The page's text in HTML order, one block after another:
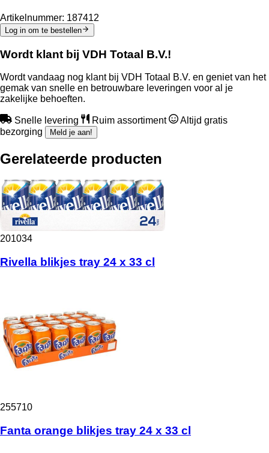
Artikelnummer: 187412
Log in om te bestellen
Wordt klant bij VDH Totaal B.V.!
Wordt vandaag nog klant bij VDH Totaal B.V. en geniet van het
gemak van snelle en betrouwbare leveringen voor al je
zakelijke behoeften.
Snelle levering Ruim assortiment
Altijd gratis
bezorging
Meld je aan!
Gerelateerde producten
201034
Rivella blikjes tray 24 x 33 cl
255710
Fanta orange blikjes tray 24 x 33 cl